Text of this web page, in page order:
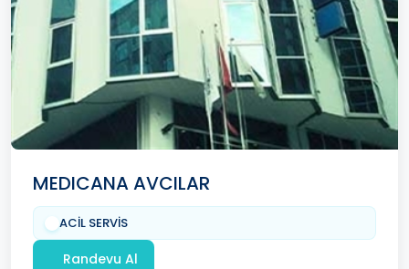
MEDICANA AVCILAR
ACİL SERVİS
Randevu Al